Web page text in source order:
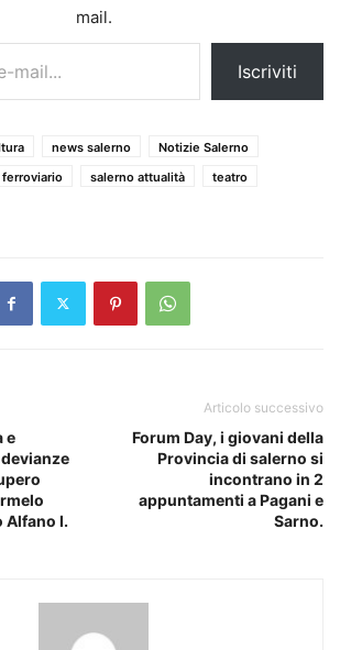
mail.
Iscriviti
news salerno
Notizie Salerno
salerno attualità
teatro
e
Alfano I.
Articolo successivo
Forum Day, i giovani della
Provincia di salerno si
incontrano in 2
appuntamenti a Pagani e
Sarno.